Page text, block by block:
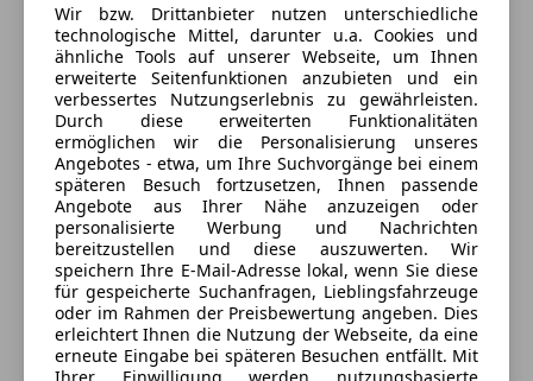
Wir bzw. Drittanbieter nutzen unterschiedliche
technologische Mittel, darunter u.a. Cookies und
ähnliche Tools auf unserer Webseite, um Ihnen
erweiterte Seitenfunktionen anzubieten und ein
verbessertes Nutzungserlebnis zu gewährleisten.
Durch diese erweiterten Funktionalitäten
ermöglichen wir die Personalisierung unseres
Angebotes - etwa, um Ihre Suchvorgänge bei einem
späteren Besuch fortzusetzen, Ihnen passende
Angebote aus Ihrer Nähe anzuzeigen oder
personalisierte Werbung und Nachrichten
bereitzustellen und diese auszuwerten. Wir
speichern Ihre E-Mail-Adresse lokal, wenn Sie diese
für gespeicherte Suchanfragen, Lieblingsfahrzeuge
oder im Rahmen der Preisbewertung angeben. Dies
erleichtert Ihnen die Nutzung der Webseite, da eine
erneute Eingabe bei späteren Besuchen entfällt. Mit
Ihrer Einwilligung werden nutzungsbasierte